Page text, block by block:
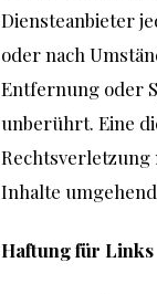
Diensteanbieter
oder nach
Entfernung oder
unberührt. Eine
Rechtsverletzung
Inhalte
Haftung für Links